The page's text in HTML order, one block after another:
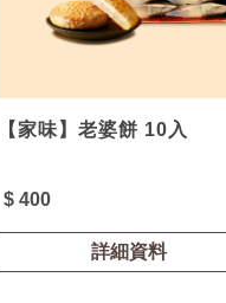
【家味】老婆餅 10入
$ 400
詳細資料